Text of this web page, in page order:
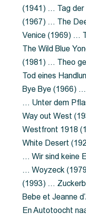
(1941) … Tag
(1967) … The
Venice (1969) …
The Wild Blue
(1981) … Theo
Tod eines
Bye Bye (1966)
… Unter dem
Way out West
Westfront 1918
White Desert
… Wir sind keine
… Woyzeck
(1993) …
Bebe et Jeanne
En Autotoocht